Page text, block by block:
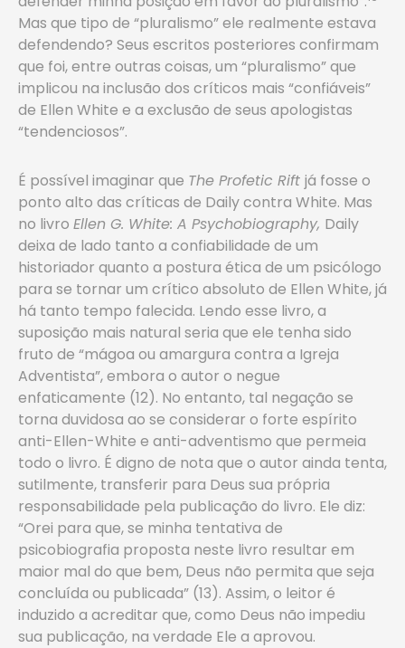
Mas que tipo de “pluralismo” ele realmente estava
defendendo? Seus escritos posteriores confirmam
que foi, entre outras coisas, um “pluralismo” que
implicou na inclusão dos críticos mais “confiáveis”
de Ellen White e a exclusão de seus apologistas
“tendenciosos”.
É possível imaginar que The Profetic Rift já fosse o
ponto alto das críticas de Daily contra White. Mas
no livro Ellen G. White: A Psychobiography­, Daily
deixa de lado tanto a confiabilidade de um
historiador quanto a postura ética de um psicólogo
para se tornar um crítico absoluto de Ellen White, já
há tanto tempo falecida. Lendo ­esse livro, a
suposição mais natural seria que ele tenha sido
fruto de “mágoa ou amargura contra a Igreja
Adventista”, embora o autor o negue
enfaticamente (12). No entanto, tal negação se
torna duvidosa ao se considerar o forte espírito
anti-Ellen-White e anti-adventismo que permeia
todo o livro. É digno de nota que o autor ainda tenta,
sutilmente, transferir para Deus sua própria
responsabilidade pela publicação ­do livro. Ele diz:
“Orei para que, se minha tentativa de
psicobiografia proposta neste livro resultar em
maior mal do que bem, Deus não permita que seja
concluída ou publicada” (13). Assim, o leitor é
induzido a acreditar que, como Deus não impediu
sua publicação, na verdade Ele a aprovou.